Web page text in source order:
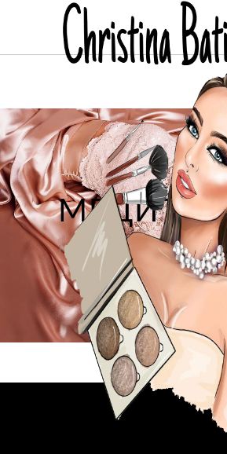
Home/ Медитации